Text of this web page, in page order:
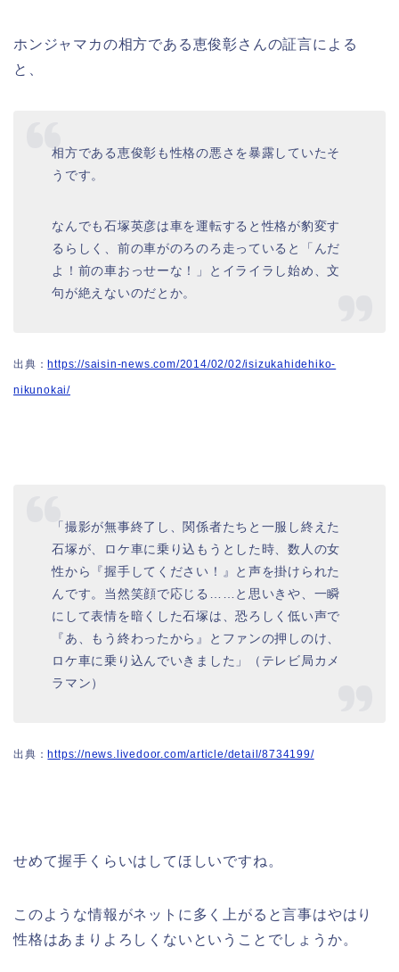
ホンジャマカの相方である恵俊彰さんの証言による
と、
相方である恵俊彰も性格の悪さを暴露していたそ
うです。
なんでも石塚英彦は車を運転すると性格が豹変す
るらしく、前の車がのろのろ走っていると「んだ
よ！前の車おっせーな！」とイライラし始め、文
句が絶えないのだとか。
出典： https://saisin-news.com/2014/02/02/isizukahidehiko-
nikunokai/
「撮影が無事終了し、関係者たちと一服し終えた
石塚が、ロケ車に乗り込もうとした時、数人の女
性から『握手してください！』と声を掛けられた
んです。当然笑顔で応じる……と思いきや、一瞬
にして表情を暗くした石塚は、恐ろしく低い声で
『あ、もう終わったから』とファンの押しのけ、
ロケ車に乗り込んでいきました」（テレビ局カメ
ラマン）
出典：https://news.livedoor.com/article/detail/8734199/
せめて握手くらいはしてほしいですね。
このような情報がネットに多く上がると言事はやはり
性格はあまりよろしくないということでしょうか。